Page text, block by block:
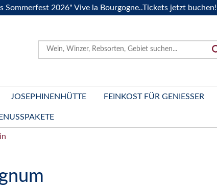
2026" Vive la Bourgogne..Tickets jetzt buchen!
JOSEPHINENHÜTTE FEINKOST FÜR GENIESSER